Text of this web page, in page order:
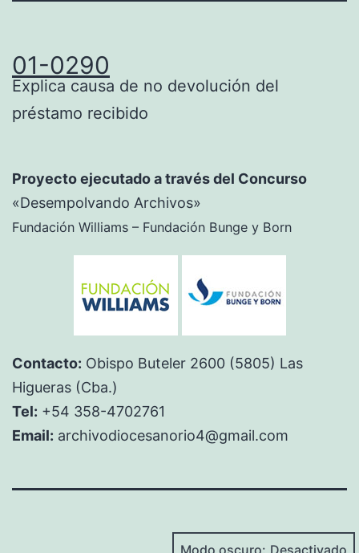
01-0290
Explica causa de no devolución del
préstamo recibido
Proyecto ejecutado a través del Concurso
«Desempolvando Archivos»
Fundación Williams – Fundación Bunge y Born
Contacto: Obispo Buteler 2600 (5805) Las
Higueras (Cba.)
Tel: +54 358-4702761
Email: archivodiocesanorio4@gmail.com
Modo oscuro: